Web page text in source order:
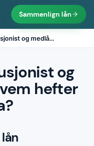
Sammenlign lån
og medlå…
og
hefter